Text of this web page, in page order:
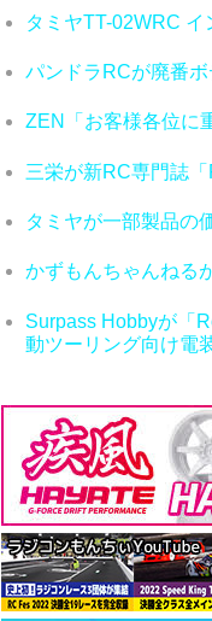
タミヤTT-02WRC
パンドラRCが廃番
ZEN「お客様各位に
三栄が新RC専門誌
タミヤが一部製品の
かずもんちゃんねる
Surpass Hobbyが「
動ツーリング向け電